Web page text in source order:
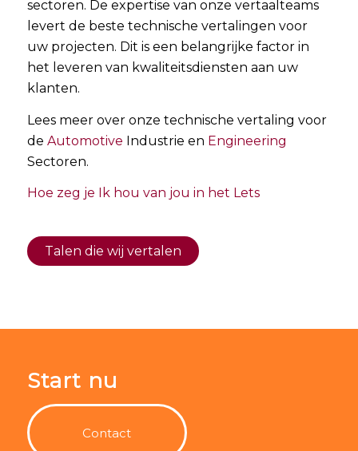
sectoren. De expertise van onze vertaalteams
levert de beste technische vertalingen voor
uw projecten. Dit is een belangrijke factor in
het leveren van kwaliteitsdiensten aan uw
klanten.
Lees meer over onze technische vertaling voor
de Automotive Industrie en Engineering
Sectoren.
Hoe zeg je Ik hou van jou in het Lets
Talen die wij vertalen
Start nu
Contact